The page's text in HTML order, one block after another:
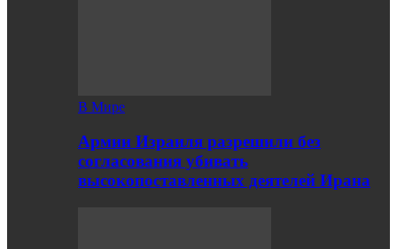
В Мире
Армии Израиля разрешили без
согласования убивать
высокопоставленных деятелей Ирана